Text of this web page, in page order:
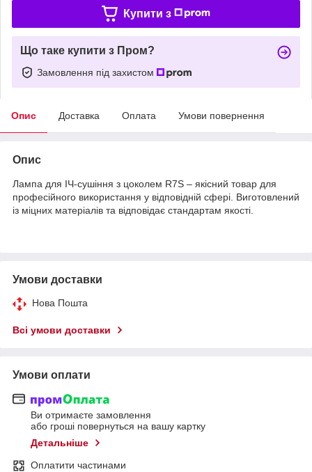
Купити з
Що таке купити з Пром?
Замовлення під захистом
Опис Доставка Оплата Умови повернення
Опис
Лампа для ІЧ-сушіння з цоколем R7S – якісний товар для
професійного використання у відповідній сфері. Виготовлений
із міцних матеріалів та відповідає стандартам якості.
Умови доставки
Нова Пошта
Всі умови доставки
Умови оплати
Ви отримаєте замовлення
або гроші повернуться на вашу картку
Детальніше
Оплатити частинами